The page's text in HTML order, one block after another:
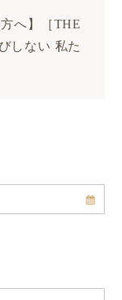
へ】［THE
しない 私た